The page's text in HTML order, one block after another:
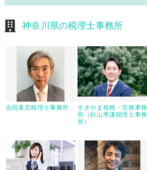
神奈川県の税理士事務所
吉田泰宏税理士事務所
すぎやま税務・労務事務
所（杉山季謙税理士事務
所）